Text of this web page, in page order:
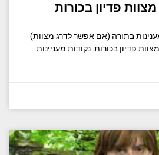
פדיון בכורות
בתורה (אם אפשר לדרג מצוות)
פדיון בכורות. נקודות מעניינות